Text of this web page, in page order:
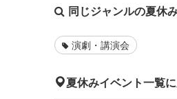
同じジャンルの夏休
演劇・講演会
夏休みイベント一覧